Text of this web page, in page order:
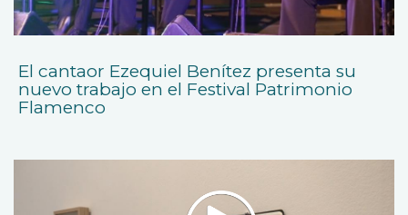
El cantaor Ezequiel Benítez presenta su
nuevo trabajo en el Festival Patrimonio
Flamenco